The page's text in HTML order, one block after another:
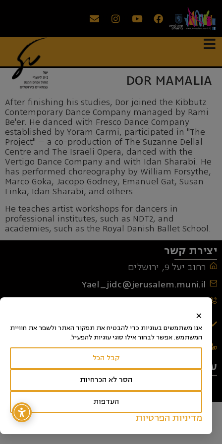
DOR MAMALIA
After finishing his studies, Dor joined the Kibbutz
Contemporary Dance Company managed by Rami
Be'er. He danced with Fresco Dance Company
established by Yoram Carmi, participated in "The
Project" – a co-production of The Suzanne Dellal
Centre and The Israeli Opera, danced with the
Vertigo Dance Company and with Idan Sharabi. He
has performed choreography by William Forsythe,
Marco Goka, Jacopo Godney, Emanuel Gat, Susan
Linka, Idan Sharabi, and others.
He teaches artist workshops for dancers in
professional institutes, such as NDT2, and
academies, such as the Royal Danish Ballet School.
יצירת קשר
רחוב יעל 9, ירושלים
Yael_jidc@jerusalem.muni.il
מאגר עירוני לגופים ומוסדות מחול ופרפורמנס -
רישום וצפייה
מדיניות פרטיות, אבטחת מידע ותנאי שימוש
עקבו אחרינו
×
אנו משתמשים בעוגיות כדי להבטיח את תפקוד האתר ולשפר את חוויית
המשתמש. אפשר לבחור אילו סוגי עוגיות להפעיל.
קבל הכל
הסר לא הכרחיות
העדפות
מדיניות הפרטיות